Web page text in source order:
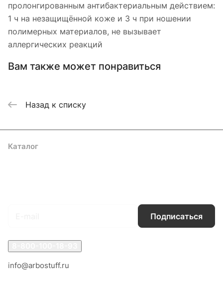
пролонгированным антибактериальным действием:
1 ч на незащищённой коже и 3 ч при ношении
полимерных материалов, не вызывает
аллергических реакций
Вам также может понравиться
Назад к списку
Каталог
Подписаться
info@arbostuff.ru